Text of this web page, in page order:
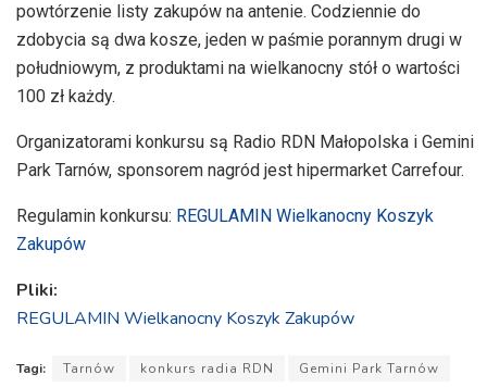
powtórzenie listy zakupów na antenie. Codziennie do
zdobycia są dwa kosze, jeden w paśmie porannym drugi w
południowym, z produktami na wielkanocny stół o wartości
100 zł każdy.
Organizatorami konkursu są Radio RDN Małopolska i Gemini
Park Tarnów, sponsorem nagród jest hipermarket Carrefour.
Regulamin konkursu: REGULAMIN Wielkanocny Koszyk
Zakupów
Pliki:
REGULAMIN Wielkanocny Koszyk Zakupów
Tagi: Tarnów konkurs radia RDN Gemini Park Tarnów